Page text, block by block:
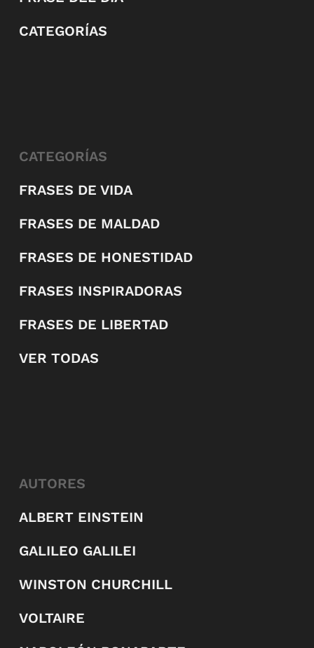
CATEGORÍAS
CATEGORÍAS
FRASES DE VIDA
FRASES DE MALDAD
FRASES DE HONESTIDAD
FRASES INSPIRADORAS
FRASES DE LIBERTAD
VER TODAS
AUTORES
ALBERT EINSTEIN
GALILEO GALILEI
WINSTON CHURCHILL
VOLTAIRE